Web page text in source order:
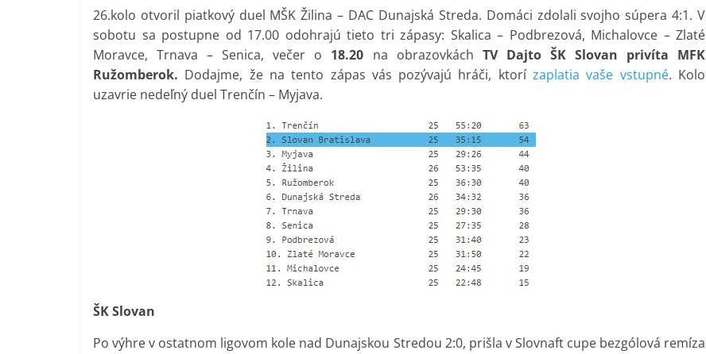
26.kolo otvoril piatkový duel MŠK Žilina – DAC Dunajská Streda. Domáci zdolali svojho súpera 4:1. V
sobotu sa postupne od 17.00 odohrajú tieto tri zápasy: Skalica – Podbrezová, Michalovce – Zlaté
Moravce, Trnava – Senica, večer o 18.20 na obrazovkách TV Dajto ŠK Slovan privíta MFK
Ružomberok. Dodajme, že na tento zápas vás pozývajú hráči, ktorízaplatia vaše vstupné. Kolo
uzavrie nedeľný duel Trenčín – Myjava.
ŠK Slovan
Po výhre v ostatnom ligovom kole nad Dunajskou Stredou 2:0, prišla v Slovnaft cupe bezgólová remíza